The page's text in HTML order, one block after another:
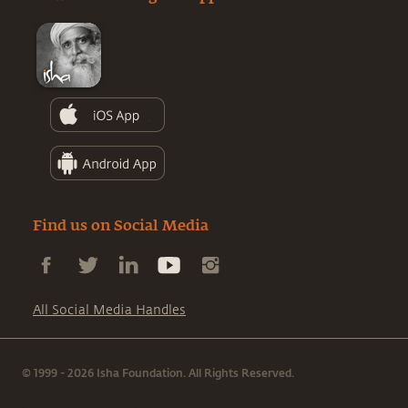
Find us on Social Media
All Social Media Handles
© 1999 - 2026 Isha Foundation. All Rights Reserved.